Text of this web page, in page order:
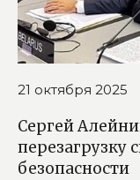
21 октября 2025
Сергей
безопасности